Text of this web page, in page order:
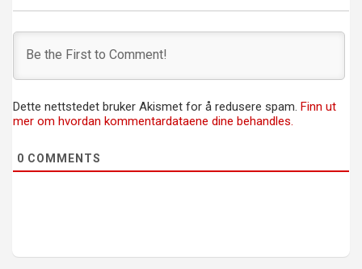
Dette nettstedet bruker Akismet for å redusere spam. Finn ut
mer om hvordan kommentardataene dine behandles.
0 COMMENTS